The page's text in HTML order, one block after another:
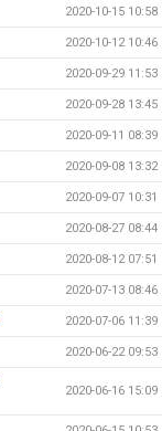
2020-10-15 10:58
2020-10-12 10:46
2020-09-29 11:53
2020-09-28 13:45
2020-09-11 08:39
2020-09-08 13:32
2020-09-07 10:31
2020-08-27 08:44
2020-08-12 07:51
2020-07-13 08:46
2020-07-06 11:39
2020-06-22 09:53
2020-06-16 15:09